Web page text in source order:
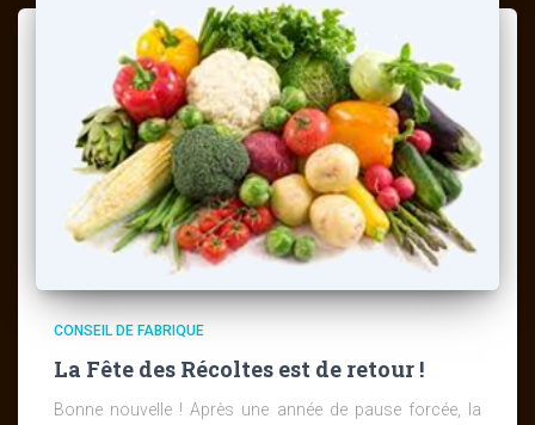
CONSEIL DE FABRIQUE
La Fête des Récoltes est de retour !
Bonne nouvelle ! Après une année de pause forcée, la